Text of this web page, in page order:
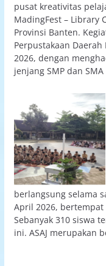
pusat kreativitas
MadingFest – Library
Provinsi Banten.
Perpustakaan
2026, dengan
jenjang SMP dan SMA
berlangsung selama
April 2026, bertempat
Sebanyak 310 siswa
ini. ASAJ merupakan